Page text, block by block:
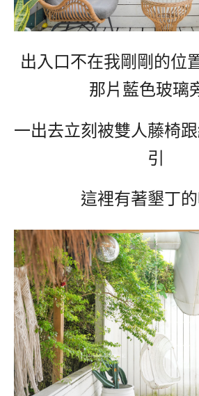
出入口不在我剛剛的位
那片藍色玻璃
一出去立刻被雙人藤椅
引
這裡有著墾丁